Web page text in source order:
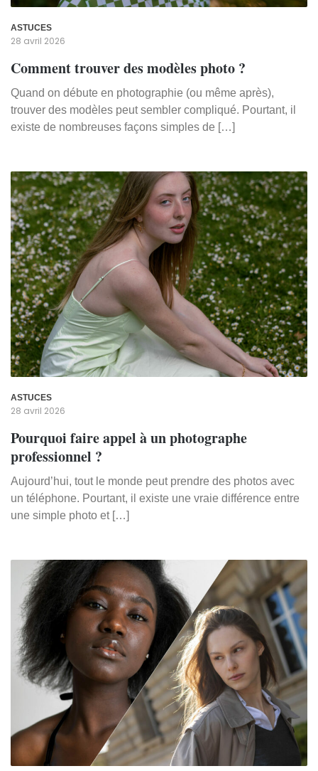
ASTUCES
28 avril 2026
Comment trouver des modèles photo ?
Quand on débute en photographie (ou même après),
trouver des modèles peut sembler compliqué. Pourtant, il
existe de nombreuses façons simples de […]
ASTUCES
28 avril 2026
Pourquoi faire appel à un photographe
professionnel ?
Aujourd’hui, tout le monde peut prendre des photos avec
un téléphone. Pourtant, il existe une vraie différence entre
une simple photo et […]